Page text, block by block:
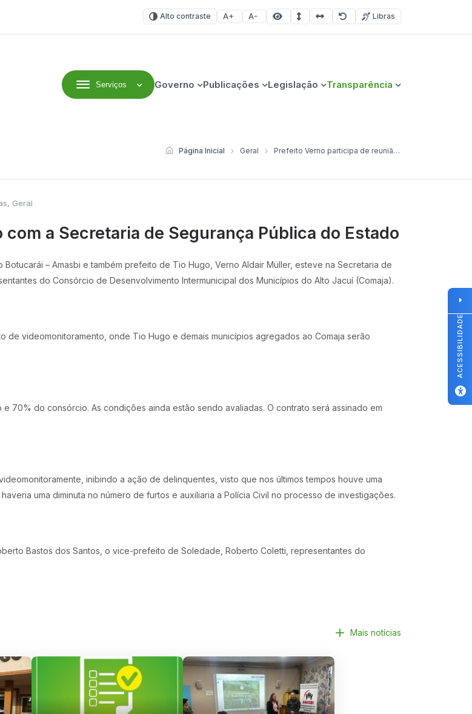
Alto contraste Aumentar fonte
Diminuir fonteÁrea selecionada
Espaçamento de linha
Espaço dos caracteres
RedefinirLibras
Serviços Governo Publicações Legislação Transparência
Página Inicial Geral Prefeito Verno participa de reunião com a Secretaria de Segurança Pública do Estado
, Geral
a Secretaria de Segurança Pública do Estado
– Amasbi e também prefeito de Tio Hugo, Verno Aldair Müller, esteve na Secretaria de
do Consórcio de Desenvolvimento Intermunicipal dos Municípios do Alto Jacuí (Comaja).
videomonitoramento, onde Tio Hugo e demais municípios agregados ao Comaja serão
70% do consórcio. As condições ainda estão sendo avaliadas. O contrato será assinado em
inibindo a ação de delinquentes, visto que nos últimos tempos houve uma
uma diminuta no número de furtos e auxiliaria a Polícia Civil no processo de investigações.
Bastos dos Santos, o vice-prefeito de Soledade, Roberto Coletti, representantes do
Mais notícias
ACESSIBILIDADE